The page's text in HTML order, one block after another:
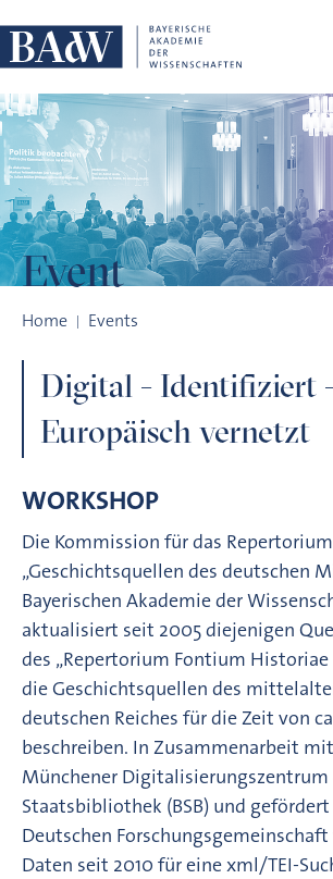
Event
Home Events
Digital - Identifiziert
Europäisch vernetzt
WORKSHOP
Die Kommission für das Repertorium
„Geschichtsquellen des deutschen
Bayerischen Akademie der
aktualisiert seit 2005 diejenigen
des „Repertorium Fontium Historiae
die Geschichtsquellen des
deutschen Reiches für die Zeit von
beschreiben. In Zusammenarbeit
Münchener Digitalisierungszentrum
Staatsbibliothek (BSB) und
Deutschen
Daten seit 2010 für eine xml/TEI-